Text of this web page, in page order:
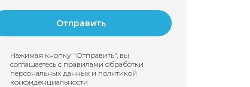
Нажимая кнопку "Отправить", вы
соглашаетесь с правилами обработки
персональных данных и политикой
конфиденциальности